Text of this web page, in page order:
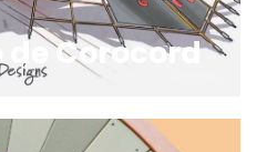
de Corocord